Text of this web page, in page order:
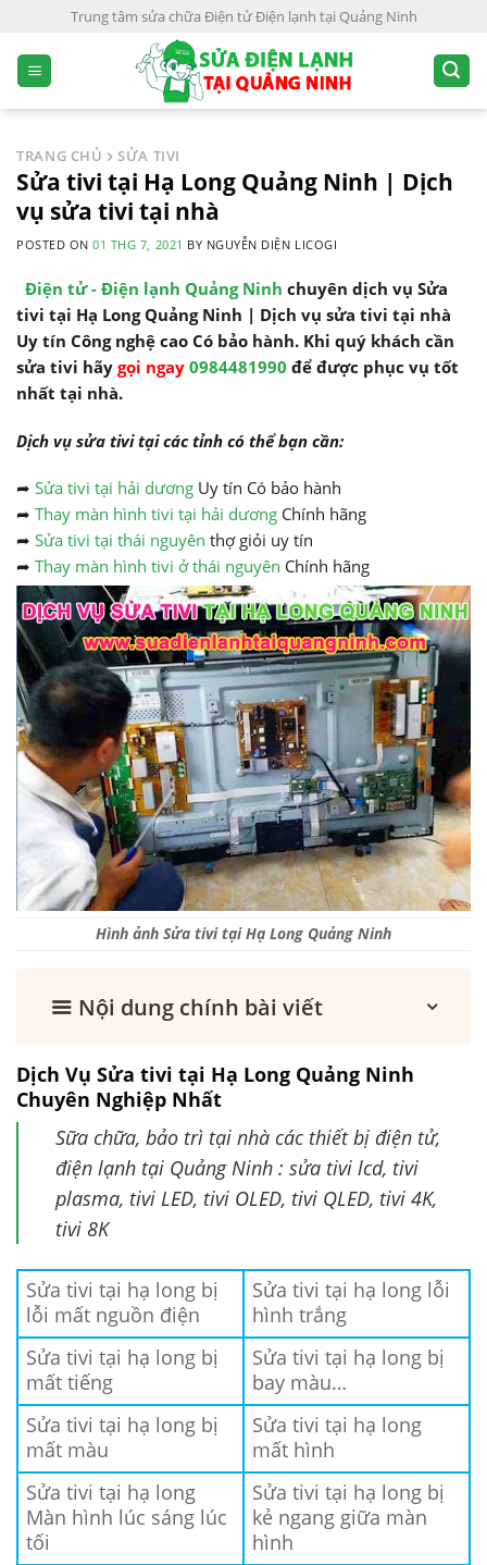
Trung tâm sửa chữa Điện tử Điện lạnh tại Quảng Ninh
TRANG CHỦ SỬA TIVI
Sửa tivi tại Hạ Long Quảng Ninh | Dịch
vụ sửa tivi tại nhà
POSTED ON01 THG 7, 2021 BY NGUYỄN DIỆN LICOGI
Điện tử - Điện lạnh Quảng Ninh chuyên dịch vụ Sửa
tivi tại Hạ Long Quảng Ninh | Dịch vụ sửa tivi tại nhà
Uy tín Công nghệ cao Có bảo hành. Khi quý khách cần
sửa tivi hãy gọi ngay 0984481990 để được phục vụ tốt
nhất tại nhà.
Dịch vụ sửa tivi tại các tỉnh có thể bạn cần:
➦ Sửa tivi tại hải dương Uy tín Có bảo hành
➦ Thay màn hình tivi tại hải dương Chính hãng
➦ Sửa tivi tại thái nguyên thợ giỏi uy tín
➦ Thay màn hình tivi ở thái nguyên Chính hãng
Hình ảnh Sửa tivi tại Hạ Long Quảng Ninh
Nội dung chính bài viết
Dịch Vụ Sửa tivi tại Hạ Long Quảng Ninh
Chuyên Nghiệp Nhất
Sữa chữa, bảo trì tại nhà các thiết bị điện tử,
điện lạnh tại Quảng Ninh : sửa tivi lcd, tivi
plasma, tivi LED, tivi OLED, tivi QLED, tivi 4K,
tivi 8K
Sửa tivi tại hạ long bị
lỗi mất nguồn điện
Sửa tivi tại hạ long lỗi
hình trắng
Sửa tivi tại hạ long bị
mất tiếng
Sửa tivi tại hạ long bị
bay màu…
Sửa tivi tại hạ long bị
mất màu
Sửa tivi tại hạ long
mất hình
Sửa tivi tại hạ long
Màn hình lúc sáng lúc
tối
Sửa tivi tại hạ long bị
kẻ ngang giữa màn
hình